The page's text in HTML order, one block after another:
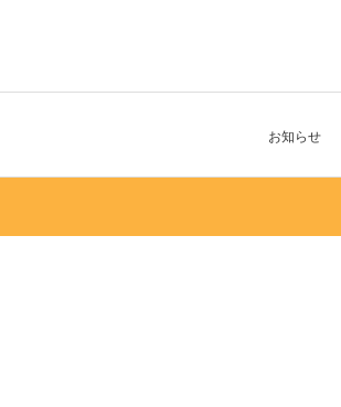
お知らせ